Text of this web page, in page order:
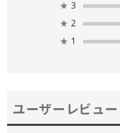
★ 3
★ 2
★ 1
ユーザーレビュー